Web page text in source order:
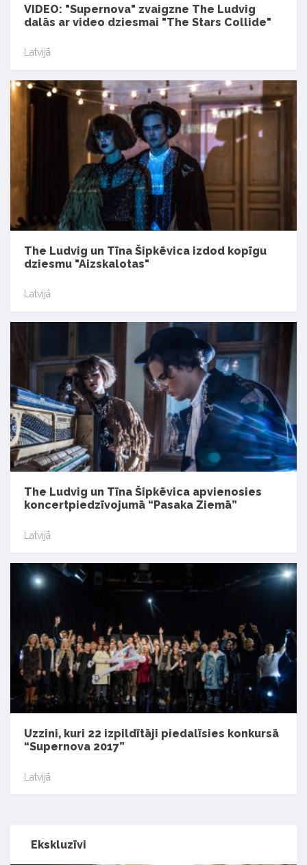
VIDEO: "Supernova" zvaigzne The Ludvig
dalās ar video dziesmai "The Stars Collide"
Latvijā
The Ludvig un Tīna Šipkēvica izdod kopīgu
dziesmu "Aizskalotas"
Latvijā
The Ludvig un Tīna Šipkēvica apvienosies
koncertpiedzīvojumā “Pasaka Ziemā”
Latvijā
Uzzini, kuri 22 izpildītāji piedalīsies konkursā
“Supernova 2017”
Latvijā
Ekskluzīvi